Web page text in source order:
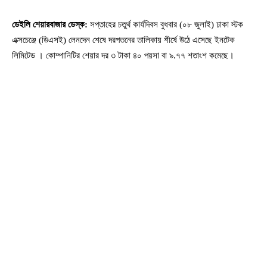
ডেইলি শেয়ারবাজার ডেস্ক: সপ্তাহের চতুর্থ কার্যদিবস বুধবার (০৮ জুলাই) ঢাকা স্টক
এক্সচেঞ্জে (ডিএসই) লেনদেন শেষে দরপতনের তালিকায় শীর্ষে উঠে এসেছে ইনটেক
লিমিটেড । কোম্পানিটির শেয়ার দর ৩ টাকা ৪০ পয়সা বা ৯.৭৭ শতাংশ কমেছে।